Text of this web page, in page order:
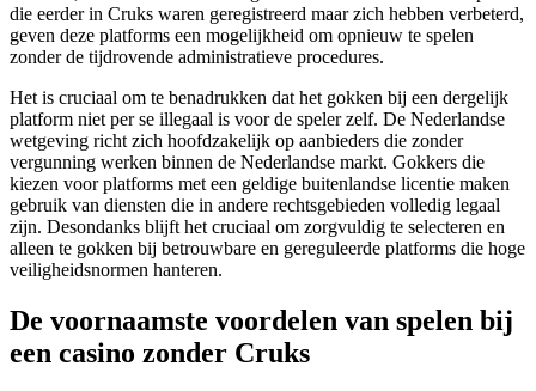
die eerder in Cruks waren geregistreerd maar zich hebben verbeterd,
geven deze platforms een mogelijkheid om opnieuw te spelen
zonder de tijdrovende administratieve procedures.
Het is cruciaal om te benadrukken dat het gokken bij een dergelijk
platform niet per se illegaal is voor de speler zelf. De Nederlandse
wetgeving richt zich hoofdzakelijk op aanbieders die zonder
vergunning werken binnen de Nederlandse markt. Gokkers die
kiezen voor platforms met een geldige buitenlandse licentie maken
gebruik van diensten die in andere rechtsgebieden volledig legaal
zijn. Desondanks blijft het cruciaal om zorgvuldig te selecteren en
alleen te gokken bij betrouwbare en gereguleerde platforms die hoge
veiligheidsnormen hanteren.
De voornaamste voordelen van spelen bij
een casino zonder Cruks